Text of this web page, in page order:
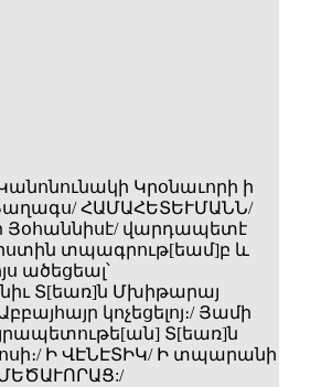
Կրօնաւորի ի
ՀԱՄԱՀԵՏԵՒՄԱՆՆ/
Յօհաննիսէ/ վարդապետէ
տպագրութ[եամ]բ և
ածեցեալ՝
Տ[եառ]ն Մխիթարայ
կոչեցելոյ։/ Յամի
Տ[եառ]ն
Ի ՎԷՆԷՏԻԿ/ Ի տպարանի